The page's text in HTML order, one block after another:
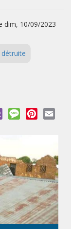
dim, 10/09/2023
Viber MessagePinterest